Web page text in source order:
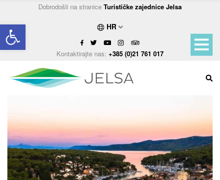
Open toolbar
Dobrodošli na stranice Turističke zajednice Jelsa
HR
Kontaktirajte nas: +385 (0)21 761 017